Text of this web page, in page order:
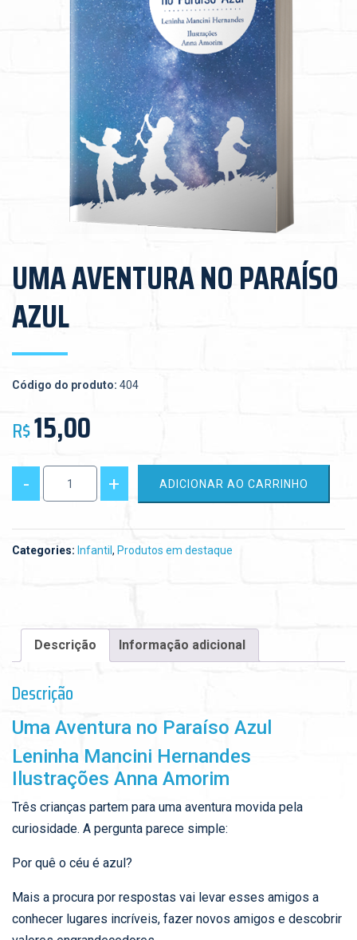
UMA AVENTURA NO PARAÍSO
AZUL
Código do produto: 404
R$15,00
Quantity
ADICIONAR AO CARRINHO
Categories: Infantil , Produtos em destaque
Descrição Informação adicional
Descrição
Uma Aventura no Paraíso Azul
Leninha Mancini Hernandes
Ilustrações Anna Amorim
Três crianças partem para uma aventura movida pela
curiosidade. A pergunta parece simple:
Por quê o céu é azul?
Mais a procura por respostas vai levar esses amigos a
conhecer lugares incríveis, fazer novos amigos e descobrir